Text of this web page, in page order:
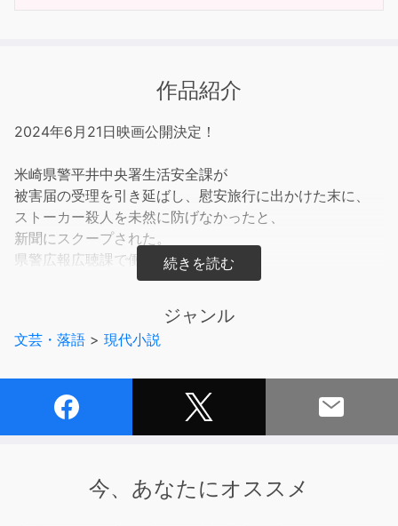
作品紹介
2024年6月21日映画公開決定！
米崎県警平井中央署生活安全課が
被害届の受理を引き延ばし、慰安旅行に出かけた末に、
ストーカー殺人を未然に防げなかったと、
新聞にスクープされた。
県警広報広聴課で働いて4年、
森口泉は、嫌な予感が頭から離れない。
「お願い、信じて」そして、千佳は殺された――。
県警広報課事務の私に、何ができる?
＝＝＝＝＝＝＝＝＝＝＝＝＝＝
ジャンル
文芸・落語 > 現代小説
今、あなたにオススメ